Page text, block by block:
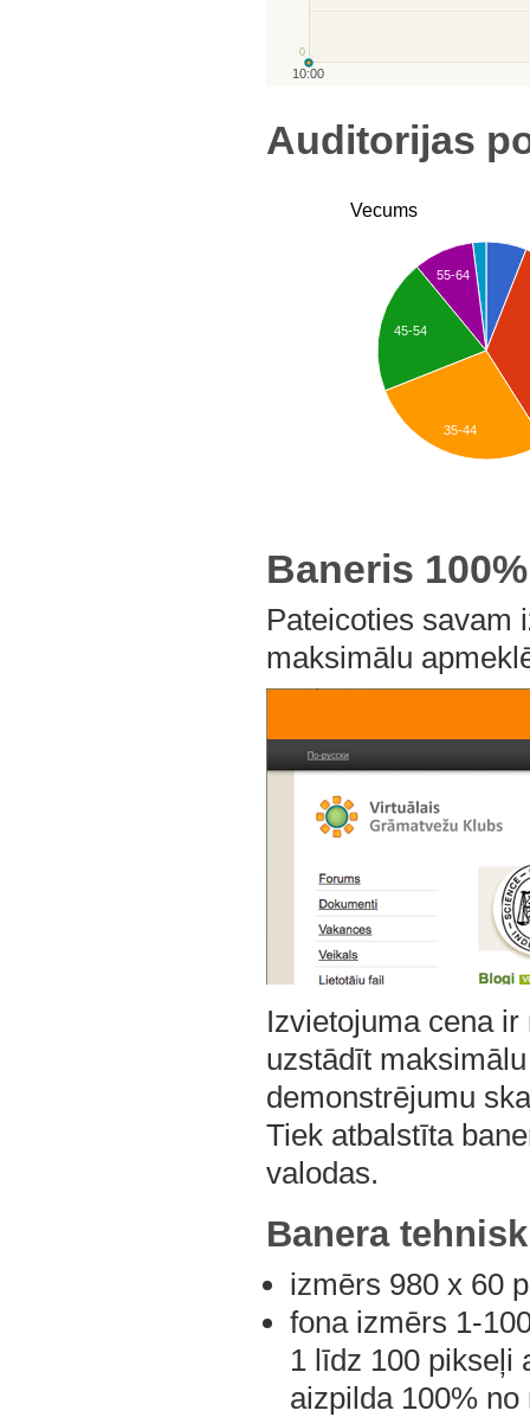
0
10:00
Auditorijas
Vecums
55-64
45-54
35-44
Baneris
Pateicoties savam
maksimālu
Izvietojuma cena
uzstādīt
demonstrējumu
Tiek atbalstīta
valodas.
Banera
izmērs 980 x 60
fona izmērs 1-
1 līdz 100 pikseļi
aizpilda 100%